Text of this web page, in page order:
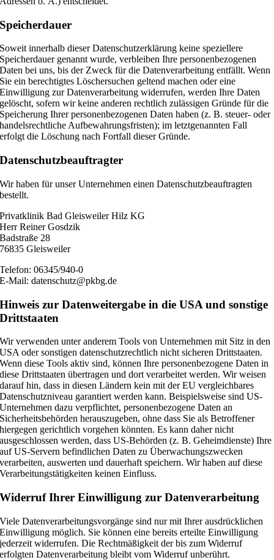
Speicherdauer
Soweit innerhalb dieser Datenschutzerklärung keine speziellere
Speicherdauer genannt wurde, verbleiben Ihre personenbezogenen
Daten bei uns, bis der Zweck für die Datenverarbeitung entfällt. Wenn
Sie ein berechtigtes Löschersuchen geltend machen oder eine
Einwilligung zur Datenverarbeitung widerrufen, werden Ihre Daten
gelöscht, sofern wir keine anderen rechtlich zulässigen Gründe für die
Speicherung Ihrer personenbezogenen Daten haben (z. B. steuer- oder
handelsrechtliche Aufbewahrungsfristen); im letztgenannten Fall
erfolgt die Löschung nach Fortfall dieser Gründe.
Datenschutz­beauftragter
Wir haben für unser Unternehmen einen Datenschutzbeauftragten
bestellt.
Privatklinik Bad Gleisweiler Hilz KG
Herr Reiner Gosdzik
Badstraße 28
76835 Gleisweiler
Telefon: 06345/940-0
E-Mail: datenschutz@pkbg.de
Hinweis zur Datenweitergabe in die USA und sonstige
Drittstaaten
Wir verwenden unter anderem Tools von Unternehmen mit Sitz in den
USA oder sonstigen datenschutzrechtlich nicht sicheren Drittstaaten.
Wenn diese Tools aktiv sind, können Ihre personenbezogene Daten in
diese Drittstaaten übertragen und dort verarbeitet werden. Wir weisen
darauf hin, dass in diesen Ländern kein mit der EU vergleichbares
Datenschutzniveau garantiert werden kann. Beispielsweise sind US-
Unternehmen dazu verpflichtet, personenbezogene Daten an
Sicherheitsbehörden herauszugeben, ohne dass Sie als Betroffener
hiergegen gerichtlich vorgehen könnten. Es kann daher nicht
ausgeschlossen werden, dass US-Behörden (z. B. Geheimdienste) Ihre
auf US-Servern befindlichen Daten zu Überwachungszwecken
verarbeiten, auswerten und dauerhaft speichern. Wir haben auf diese
Verarbeitungstätigkeiten keinen Einfluss.
Widerruf Ihrer Einwilligung zur Datenverarbeitung
Viele Datenverarbeitungsvorgänge sind nur mit Ihrer ausdrücklichen
Einwilligung möglich. Sie können eine bereits erteilte Einwilligung
jederzeit widerrufen. Die Rechtmäßigkeit der bis zum Widerruf
erfolgten Datenverarbeitung bleibt vom Widerruf unberührt.